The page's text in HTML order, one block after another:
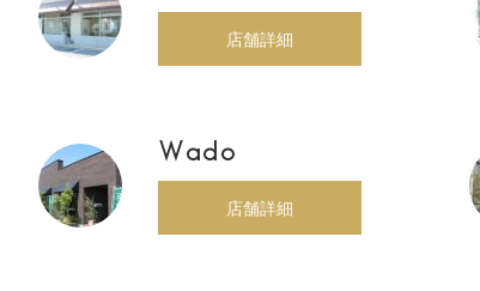
店舗詳細
Wado
店舗詳細